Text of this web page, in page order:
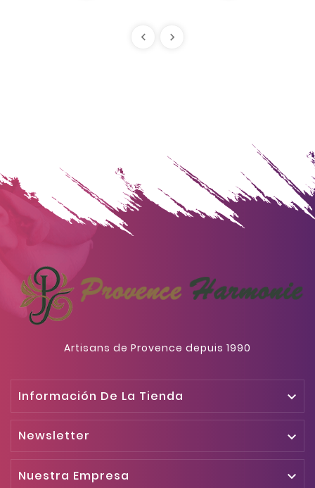
 
Artisans de Provence depuis 1990
Información De La Tienda 
Newsletter 
Nuestra Empresa 